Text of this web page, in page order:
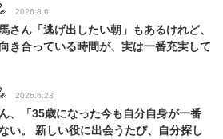
2026.8.6
さん「逃げ出したい朝」もあるけれど、
き合っている時間が、実は一番充実して
2026.6.23
、「35歳になった今も自分自身が一番
い。 新しい役に出会うたび、自分探し